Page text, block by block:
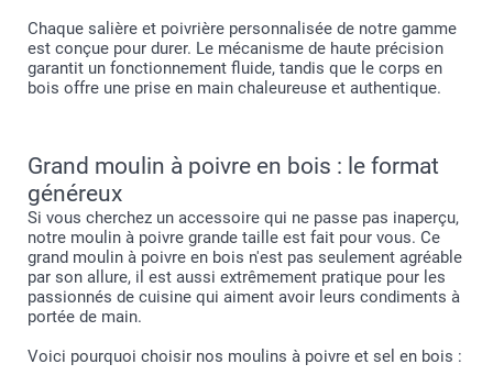
Chaque salière et poivrière personnalisée de notre gamme
est conçue pour durer. Le mécanisme de haute précision
garantit un fonctionnement fluide, tandis que le corps en
bois offre une prise en main chaleureuse et authentique.
Grand moulin à poivre en bois : le format
généreux
Si vous cherchez un accessoire qui ne passe pas inaperçu,
notre moulin à poivre grande taille est fait pour vous. Ce
grand moulin à poivre en bois n'est pas seulement agréable
par son allure, il est aussi extrêmement pratique pour les
passionnés de cuisine qui aiment avoir leurs condiments à
portée de main.
Voici pourquoi choisir nos moulins à poivre et sel en bois :